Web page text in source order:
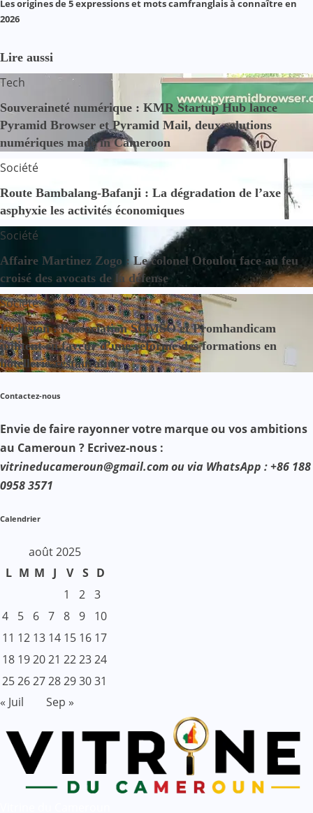
Les origines de 5 expressions et mots camfranglais à connaître en
2026
Lire aussi
Tech
Souveraineté numérique : KMR Startup Hub lance
Pyramid Browser et Pyramid Mail, deux solutions
numériques made in Cameroon
Société
Route Bambalang-Bafanji : La dégradation de l’axe
asphyxie les activités économiques
Société
Affaire Martinez Zogo : Le colonel Otoulou face au feu
croisé des avocats de la défense
Société
Inclusion : l’association SOMSO et Promhandicam
militent en faveur d’une réforme des formations en
hôtellerie-restauration
Contactez-nous
Envie de faire rayonner votre marque ou vos ambitions
au Cameroun ? Ecrivez-nous :
vitrineducameroun@gmail.com ou via WhatsApp : +86 188
0958 3571
Calendrier
août 2025
L M M J V S D
1
2 3
4
5 6 7 8 9
10
11 12 13 14 15 16 17
18 192021 222324
25262728293031
« Juil
Sep »